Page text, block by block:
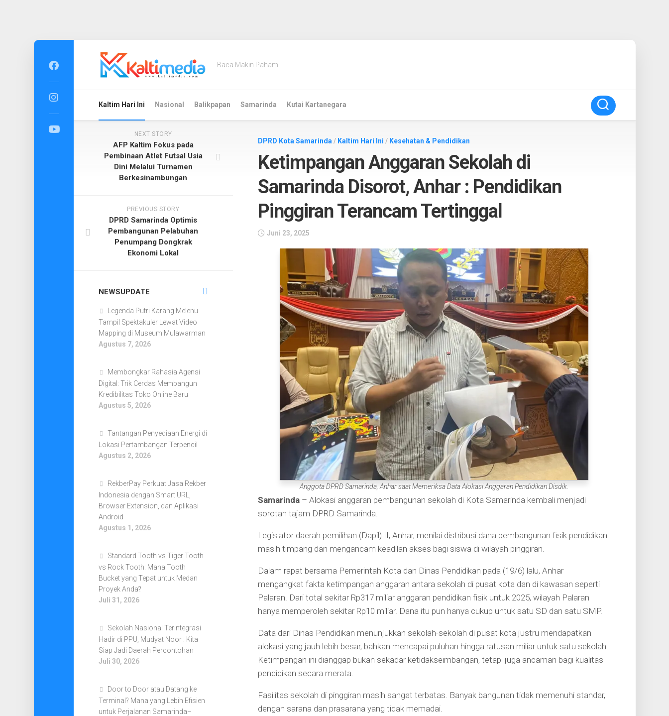
Baca Makin Paham
Kaltim Hari Ini Nasional Balikpapan Samarinda Kutai Kartanegara
DPRD Kota Samarinda / Kaltim Hari Ini / Kesehatan & Pendidikan
Ketimpangan Anggaran Sekolah di
Samarinda Disorot, Anhar : Pendidikan
Pinggiran Terancam Tertinggal
Juni 23, 2025
Anggota DPRD Samarinda, Anhar saat Memeriksa Data Alokasi Anggaran Pendidikan Disdik.
Samarinda– Alokasi anggaran pembangunan sekolah di Kota Samarinda kembali menjadi
sorotan tajam DPRD Samarinda.
Legislator daerah pemilihan (Dapil) II, Anhar, menilai distribusi dana pembangunan fisik pendidikan
masih timpang dan mengancam keadilan akses bagi siswa di wilayah pinggiran.
Dalam rapat bersama Pemerintah Kota dan Dinas Pendidikan pada (19/6) lalu, Anhar
mengangkat fakta ketimpangan anggaran antara sekolah di pusat kota dan di kawasan seperti
Palaran. Dari total sekitar Rp317 miliar anggaran pendidikan fisik untuk 2025, wilayah Palaran
hanya memperoleh sekitar Rp10 miliar. Dana itu pun hanya cukup untuk satu SD dan satu SMP.
Data dari Dinas Pendidikan menunjukkan sekolah-sekolah di pusat kota justru mendapatkan
alokasi yang jauh lebih besar, bahkan mencapai puluhan hingga ratusan miliar untuk satu sekolah.
Ketimpangan ini dianggap bukan sekadar ketidakseimbangan, tetapi juga ancaman bagi kualitas
pendidikan secara merata.
Fasilitas sekolah di pinggiran masih sangat terbatas. Banyak bangunan tidak memenuhi standar,
dengan sarana dan prasarana yang tidak memadai.
NEXT STORY
AFP Kaltim Fokus pada
Pembinaan Atlet Futsal Usia
Dini Melalui Turnamen
Berkesinambungan
PREVIOUS STORY
DPRD Samarinda Optimis
Pembangunan Pelabuhan
Penumpang Dongkrak
Ekonomi Lokal
NEWSUPDATE
Legenda Putri Karang Melenu
Tampil Spektakuler Lewat Video
Mapping di Museum Mulawarman
Agustus 7, 2026
Membongkar Rahasia Agensi
Digital: Trik Cerdas Membangun
Kredibilitas Toko Online Baru
Agustus 5, 2026
Tantangan Penyediaan Energi di
Lokasi Pertambangan Terpencil
Agustus 2, 2026
RekberPay Perkuat Jasa Rekber
Indonesia dengan Smart URL,
Browser Extension, dan Aplikasi
Android
Agustus 1, 2026
Standard Tooth vs Tiger Tooth
vs Rock Tooth: Mana Tooth
Bucket yang Tepat untuk Medan
Proyek Anda?
Juli 31, 2026
Sekolah Nasional Terintegrasi
Hadir di PPU, Mudyat Noor : Kita
Siap Jadi Daerah Percontohan
Juli 30, 2026
Door to Door atau Datang ke
Terminal? Mana yang Lebih Efisien
untuk Perjalanan Samarinda–